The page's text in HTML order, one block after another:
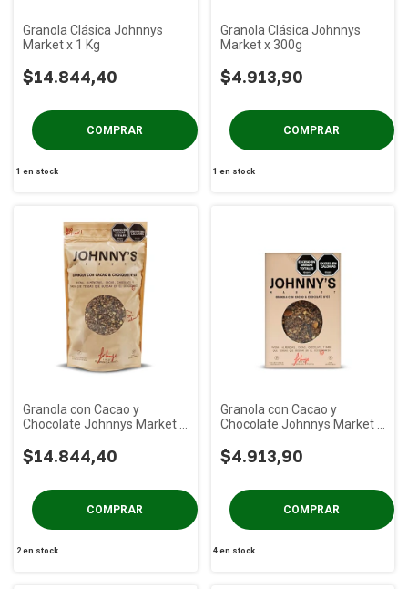
Granola Clásica Johnnys
Market x 1 Kg
$14.844,40
1 en stock
Granola Clásica Johnnys
Market x 300g
$4.913,90
1 en stock
Granola con Cacao y
Chocolate Johnnys Market x
$14.844,40
2en stock
Granola con Cacao y
Chocolate Johnnys Market x
$4.913,90
4 en stock